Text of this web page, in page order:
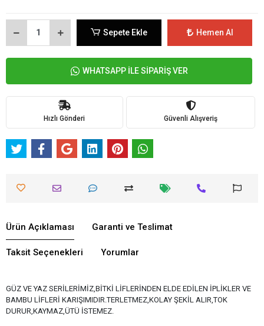
Sepete Ekle Hemen Al
WHATSAPP İLE SİPARİŞ VER
Hızlı Gönderi Güvenli Alışveriş
Ürün Açıklaması Garanti ve Teslimat
Taksit Seçenekleri Yorumlar
GÜZ VE YAZ SERİLERİMİZ,BİTKİ LİFLERİNDEN ELDE EDİLEN İPLİKLER VE
BAMBU LİFLERİ KARIŞIMIDIR.TERLETMEZ,KOLAY ŞEKİL ALIR,TOK
DURUR,KAYMAZ,ÜTÜ İSTEMEZ.